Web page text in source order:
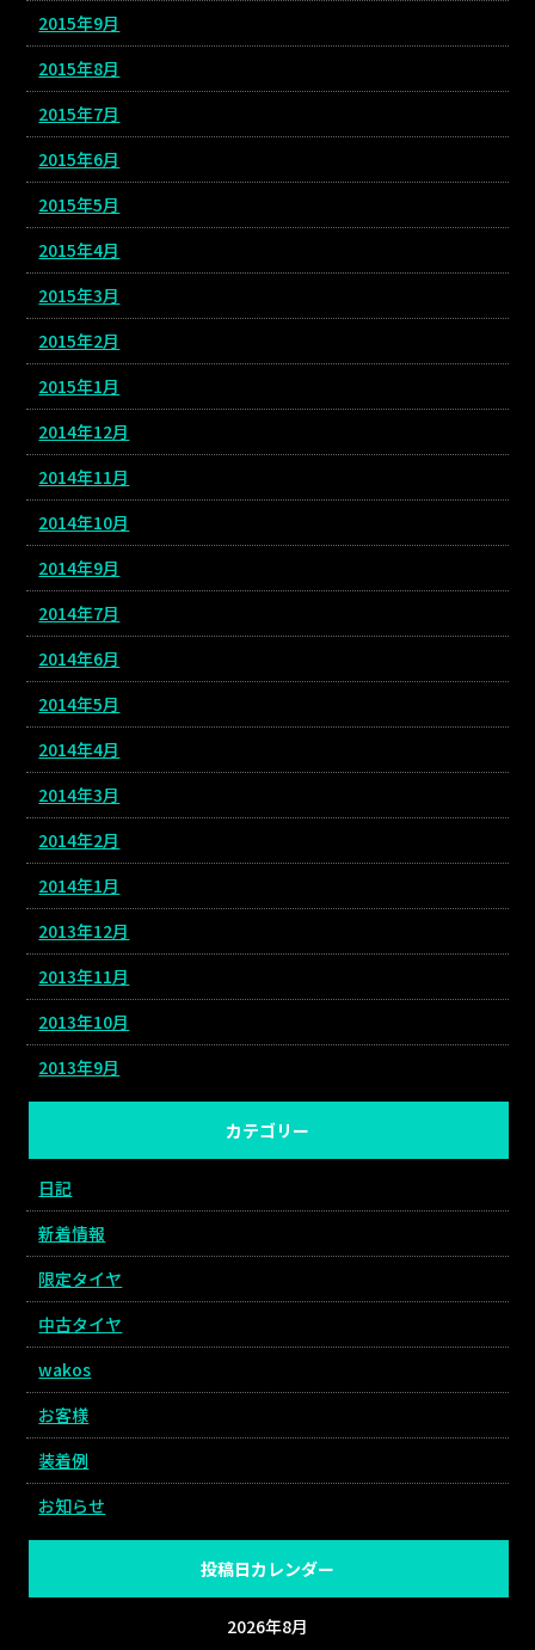
2015年9月
2015年8月
2015年7月
2015年6月
2015年5月
2015年4月
2015年3月
2015年2月
2015年1月
2014年12月
2014年11月
2014年10月
2014年9月
2014年7月
2014年6月
2014年5月
2014年4月
2014年3月
2014年2月
2014年1月
2013年12月
2013年11月
2013年10月
2013年9月
カテゴリー
日記
新着情報
限定タイヤ
中古タイヤ
wakos
お客様
装着例
お知らせ
投稿日カレンダー
2026年8月